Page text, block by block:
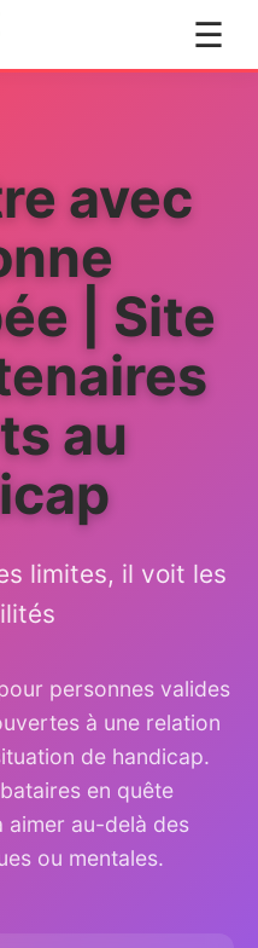
☰
avec
| Site
au
limites, il voit les
personnes valides
à une relation
de handicap.
en quête
aimer au-delà des
ou mentales.